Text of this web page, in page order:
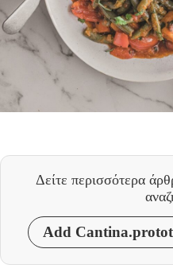
Δείτε περισσότερα
Add